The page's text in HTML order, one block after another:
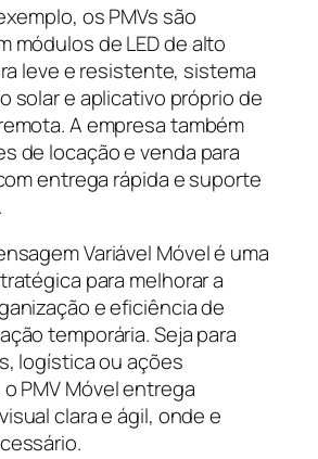
os PMVs são
módulos de LED de alto
leve e resistente, sistema
solar e aplicativo próprio de
A empresa também
de locação e venda para
entrega rápida e suporte
Variável Móvel é uma
para melhorar a
e eficiência de
temporária. Seja para
logística ou ações
PMV Móvel entrega
clara e ágil, onde e